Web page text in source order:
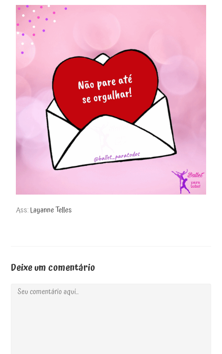
Ass:Layanne Telles
Deixe um comentário